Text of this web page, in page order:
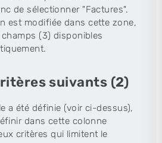
de sélectionner "Factures".
est modifiée dans cette zone,
(3) disponibles
suivants (2)
a été définie (voir ci-dessus),
dans cette colonne
critères qui limitent le